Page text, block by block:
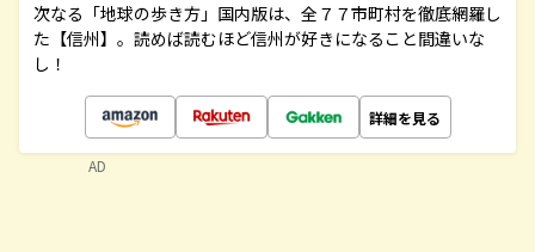
次なる「地球の歩き方」国内版は、全７７市町村を徹底網羅し
た【信州】。読めば読むほど信州が好きになること間違いな
し！
詳細を見る
AD